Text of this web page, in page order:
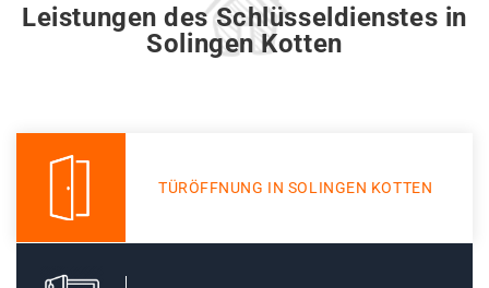
Leistungen des Schlüsseldienstes in
Solingen Kotten
TÜRÖFFNUNG IN SOLINGEN KOTTEN